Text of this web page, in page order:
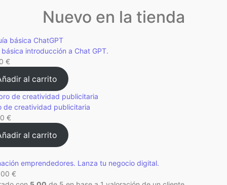
Nuevo en la tienda
básica introducción a Chat GPT.
€
al carrito
de creatividad publicitaria
€
al carrito
emprendedores. Lanza tu negocio digital.
€